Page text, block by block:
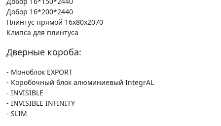
Добор 16*200*2440
Плинтус прямой 16х80х2070
Клипса для плинтуса
Дверные короба:
- Моноблок EXPORT
- Коробочный блок алюминиевый IntegrAL
- INVISIBLE
- INVISIBLE INFINITY
- SLIM